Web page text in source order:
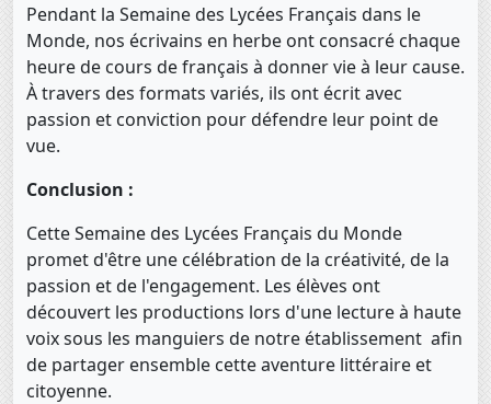
Pendant la Semaine des Lycées Français dans le
Monde, nos écrivains en herbe ont consacré chaque
heure de cours de français à donner vie à leur cause.
À travers des formats variés, ils ont écrit avec
passion et conviction pour défendre leur point de
vue.
Conclusion :
Cette Semaine des Lycées Français du Monde
promet d'être une célébration de la créativité, de la
passion et de l'engagement. Les élèves ont
découvert les productions lors d'une lecture à haute
voix sous les manguiers de notre établissement afin
de partager ensemble cette aventure littéraire et
citoyenne.